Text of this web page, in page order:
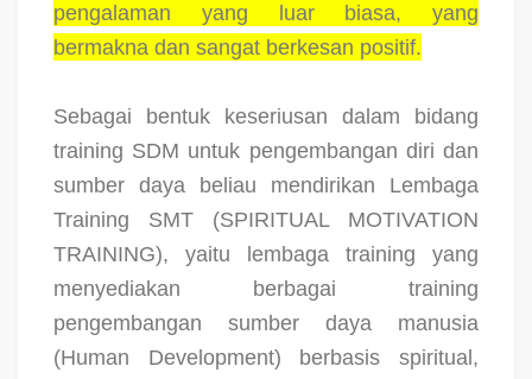
pengalaman yang luar biasa, yang
bermakna dan sangat berkesan positif.
Sebagai bentuk keseriusan dalam bidang
training SDM untuk pengembangan diri dan
sumber daya beliau mendirikan Lembaga
Training SMT (SPIRITUAL MOTIVATION
TRAINING), yaitu lembaga training yang
menyediakan berbagai training
pengembangan sumber daya manusia
(Human Development) berbasis spiritual,